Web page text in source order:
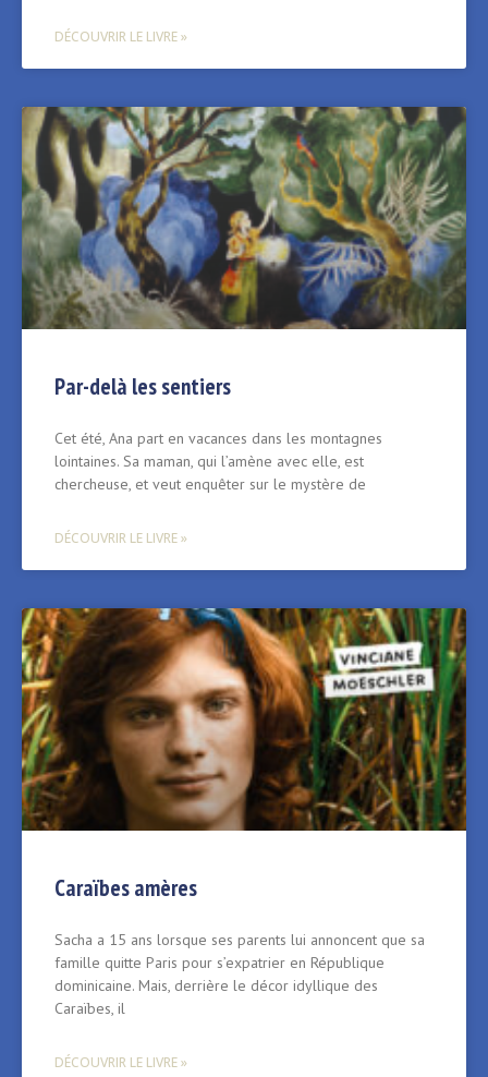
DÉCOUVRIR LE LIVRE »
Par-delà les sentiers
Cet été, Ana part en vacances dans les montagnes
lointaines. Sa maman, qui l’amène avec elle, est
chercheuse, et veut enquêter sur le mystère de
DÉCOUVRIR LE LIVRE »
Caraïbes amères
Sacha a 15 ans lorsque ses parents lui annoncent que sa
famille quitte Paris pour s’expatrier en République
dominicaine. Mais, derrière le décor idyllique des
Caraïbes, il
DÉCOUVRIR LE LIVRE »